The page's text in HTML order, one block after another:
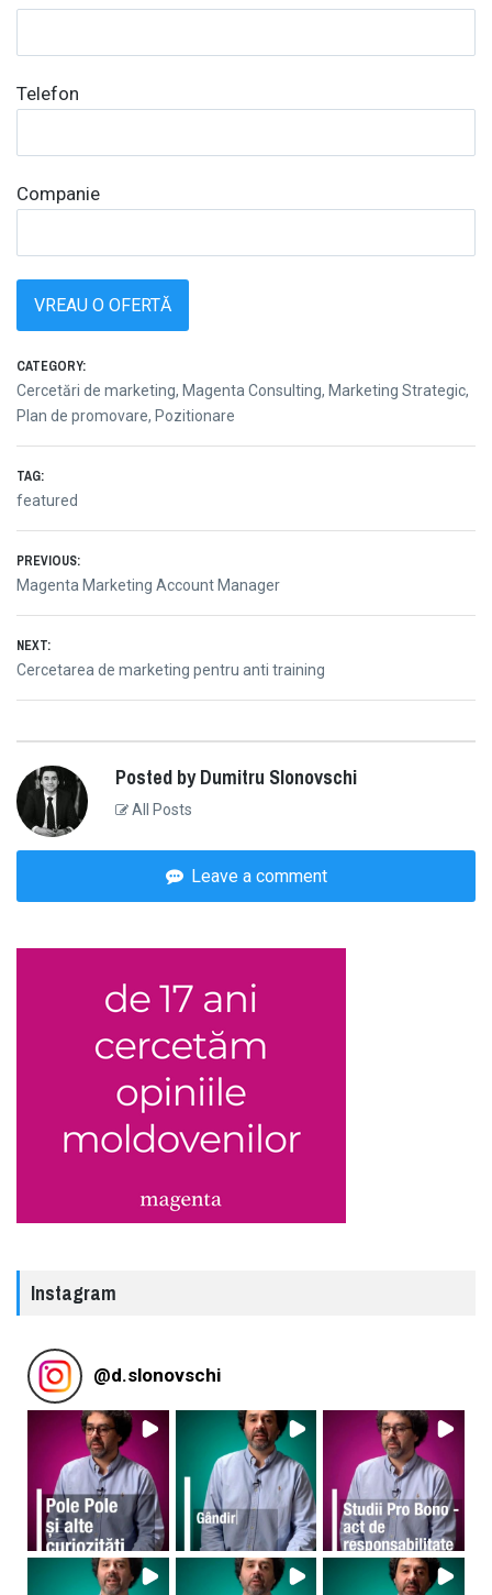
Telefon
Companie
VREAU O OFERTĂ
CATEGORY:
Cercetări de marketing, Magenta Consulting, Marketing Strategic,
Plan de promovare, Pozitionare
TAG:
featured
Post
navigation
PREVIOUS:
Previous
Magenta Marketing Account Manager
NEXT:
Next
Cercetarea de marketing pentru anti training
Posted by Dumitru Slonovschi
All Posts
Leave a comment
Instagram
@d.slonovschi